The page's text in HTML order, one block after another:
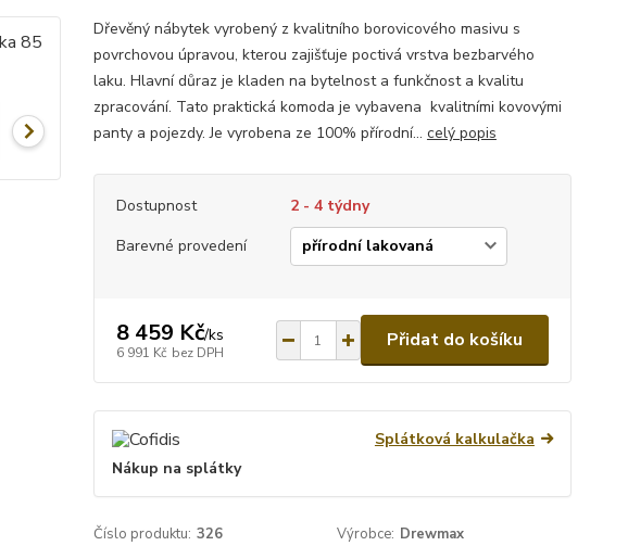
Dřevěný nábytek vyrobený z kvalitního borovicového masivu s
povrchovou úpravou, kterou zajišťuje poctivá vrstva bezbarvého
laku. Hlavní důraz je kladen na bytelnost a funkčnost a kvalitu
zpracování. Tato praktická komoda je vybavena kvalitními kovovými
panty a pojezdy. Je vyrobena ze 100% přírodní... celý popis
Dostupnost
2 - 4 týdny
Barevné provedení
8 459 Kč/ks
6 991 Kč bez DPH
Přidat do košíku
Splátková kalkulačka
Nákup na splátky
Číslo produktu: 326 Výrobce: Drewmax